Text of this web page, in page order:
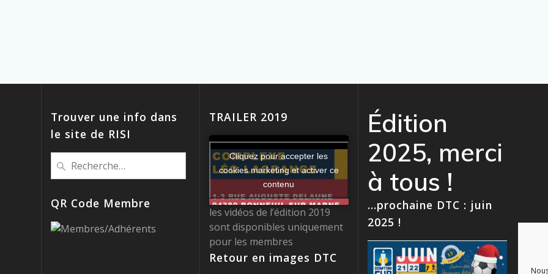
Trouver une info dans
le site de RISI
Recherche
pour
QR Code Membre
TRAILER 2019
Cliquez pour accepter les
cookies marketing et activer ce
contenu
les vidéos de l’édition 2019
sont disponibles uniquement
pour les membres
Retour en images DTC
Édition
2025, merci
à tous !
…prochaine DTC : juin
2025 !